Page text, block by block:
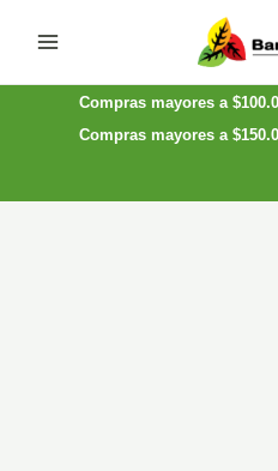
MenuCompras mayores a
Compras mayores a